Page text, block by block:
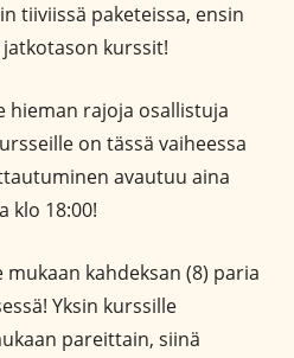
tiiviissä paketeissa, ensin
kurssit!
hieman rajoja osallistuja
on tässä vaiheessa
avautuu aina
klo 18:00!
kahdeksan (8) paria
Yksin kurssille
pareittain, siinä